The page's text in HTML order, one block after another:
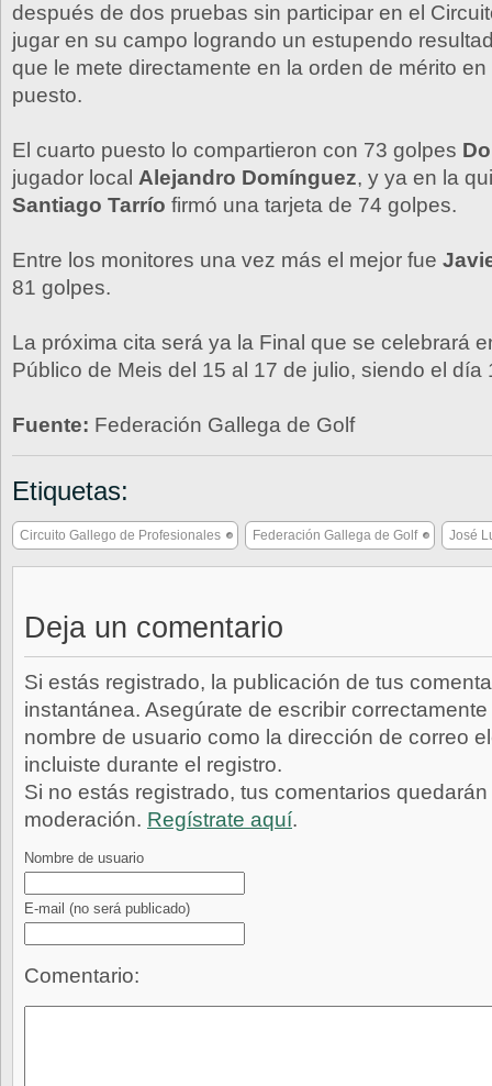
después de dos pruebas sin participar en el
jugar en su campo logrando un estupendo
que le mete directamente en la orden de mérito
puesto.
El cuarto puesto lo compartieron con 73 golpes
jugador local Alejandro Domínguez, y ya en la
Santiago Tarrío firmó una tarjeta de 74 golpes.
Entre los monitores una vez más el mejor fue
81 golpes.
La próxima cita será ya la Final que se celebrará
Público de Meis del 15 al 17 de julio, siendo el día
Fuente: Federación Gallega de Golf
Etiquetas:
Circuito Gallego de Profesionales Federación Gallega de Golf José
Deja un comentario
Si estás registrado, la publicación de tus
instantánea. Asegúrate de escribir
nombre de usuario como la dirección de correo
incluiste durante el registro.
Si no estás registrado, tus comentarios
moderación. Regístrate aquí.
Nombre de usuario
E-mail (no será publicado)
Comentario: